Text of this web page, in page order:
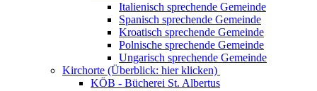
Italienisch sprechende Gemeinde
Spanisch sprechende Gemeinde
Kroatisch sprechende Gemeinde
Polnische sprechende Gemeinde
Ungarisch sprechende Gemeinde
Kirchorte (Überblick: hier klicken)
KÖB - Bücherei St. Albertus